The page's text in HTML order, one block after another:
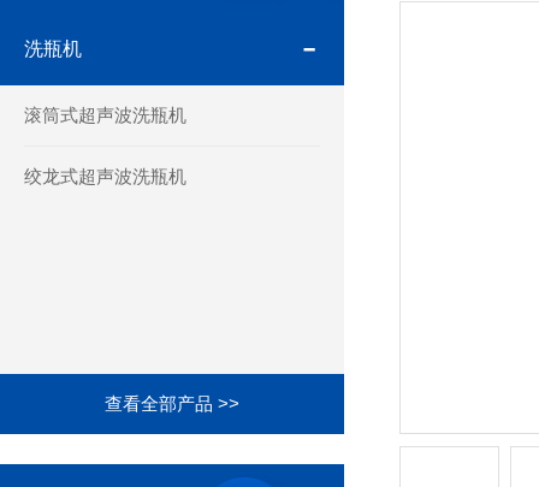
洗瓶机
滚筒式超声波洗瓶机
绞龙式超声波洗瓶机
查看全部产品 >>